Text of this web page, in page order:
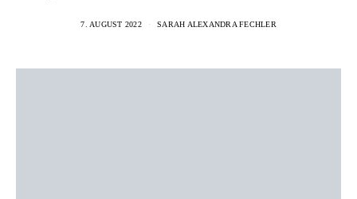
7. AUGUST 2022 SARAH ALEXANDRA FECHLER